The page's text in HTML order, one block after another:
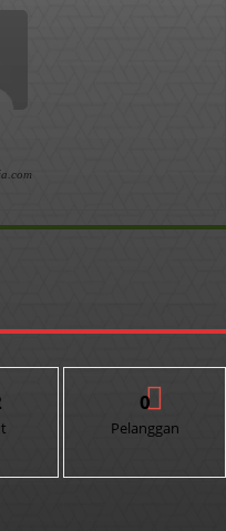
0
Pelanggan